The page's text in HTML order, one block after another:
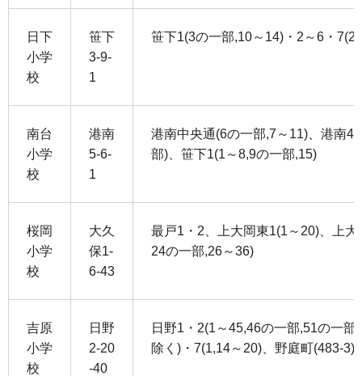
日下
小学
校
笹下
3-9-
1
笹下1(3の一部,10～14)・2～6・
南台
小学
校
港南
5-6-
1
港南中央通(6の一部,7～11)、港南4
部)、笹下1(1～8,9の一部,15)
桜岡
小学
校
大久
保1-
6-43
最戸1・2、上大岡東1(1～20)、上
24の一部,26～36)
吉原
小学
校
日野
2-20
-40
日野1・2(1～45,46の一部,51の一
除く)・7(1,14～20)、野庭町(483-3)